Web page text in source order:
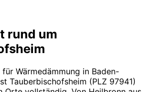
rund um
Wärmedämmung in Baden-
Tauberbischofsheim (PLZ 97941)